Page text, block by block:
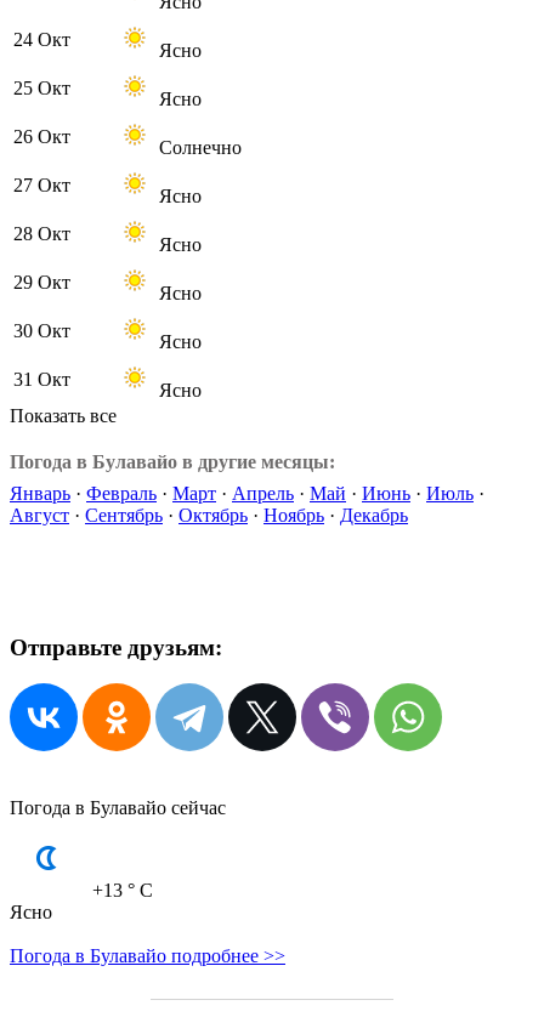
24 Окт
Ясно
25 Окт
Ясно
26 Окт
Солнечно
27 Окт
Ясно
28 Окт
Ясно
29 Окт
Ясно
30 Окт
Ясно
31 Окт
Ясно
Показать все
Погода в Булавайо в другие месяцы:
Январь · Февраль · Март · Апрель · Май · Июнь · Июль ·
Август · Сентябрь · Октябрь · Ноябрь · Декабрь
Отправьте друзьям:
Погода в Булавайо сейчас
+13 ° C
Ясно
Погода в Булавайо подробнее >>